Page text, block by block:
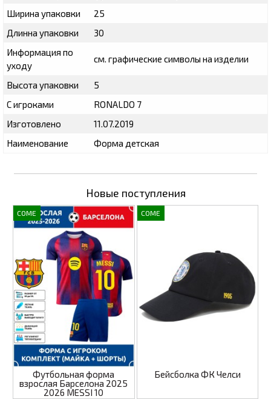
Ширина упаковки
25
Длинна упаковки
30
Информация по
уходу
см. графические символы на изделии
Высота упаковки
5
С игроками
RONALDO 7
Изготовлено
11.07.2019
Наименование
Форма детская
Новые поступления
COME
Футбольная форма
взрослая Барселона 2025
2026 MESSI 10
COME
Бейсболка ФК Челси